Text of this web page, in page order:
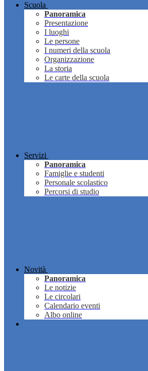
Scuola
Panoramica
Presentazione
I luoghi
Le persone
I numeri della scuola
Organizzazione
La storia
Le carte della scuola
Servizi
Panoramica
Famiglie e studenti
Personale scolastico
Percorsi di studio
Novità
Panoramica
Le notizie
Le circolari
Calendario eventi
Albo online